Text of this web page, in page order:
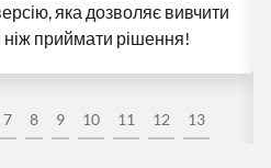
7 8 9 10 11 12 13
яка дозволяє вивчити
ніж приймати рішення!